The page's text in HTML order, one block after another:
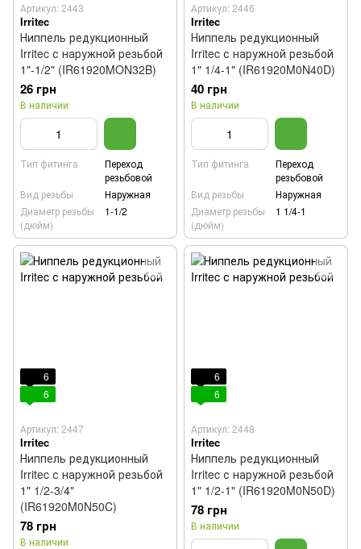
Артикул: 2443
Irritec
Ниппель редукционный
Irritec с наружной резьбой
1"-1/2" (IR61920MON32B)
26 грн
В наличии
Тип фитинга
Переход
резьбовой
Вид резьбы
Наружная
Диаметр резьбы
(дюйм)
1-1/2
Артикул: 2446
Irritec
Ниппель редукционный
Irritec с наружной резьбой
1" 1/4-1" (IR61920M0N40D)
40 грн
В наличии
Тип фитинга
Переход
резьбовой
Вид резьбы
Наружная
Диаметр резьбы
(дюйм)
1 1/4-1
6
6
Артикул: 2447
Irritec
Ниппель редукционный
Irritec с наружной резьбой
1" 1/2-3/4"
(IR61920M0N50C)
78 грн
В наличии
6
6
Артикул: 2448
Irritec
Ниппель редукционный
Irritec с наружной резьбой
1" 1/2-1" (IR61920M0N50D)
78 грн
В наличии